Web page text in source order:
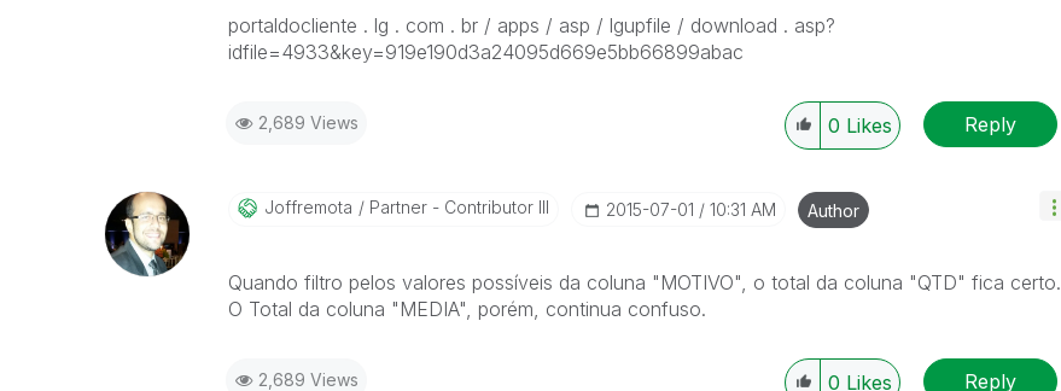
portaldocliente . lg . com . br / apps / asp / lgupfile / download . asp?
idfile=4933&key=919e190d3a24095d669e5bb66899abac
2,689 Views 0 Likes Reply
Joffremota Partner - Contributor III ‎2015-07-01 10:31 AM Author
Quando filtro pelos valores possíveis da coluna "MOTIVO", o total da coluna "QTD" fica certo.
O Total da coluna "MEDIA", porém, continua confuso.
2,689 Views 0 Likes Reply